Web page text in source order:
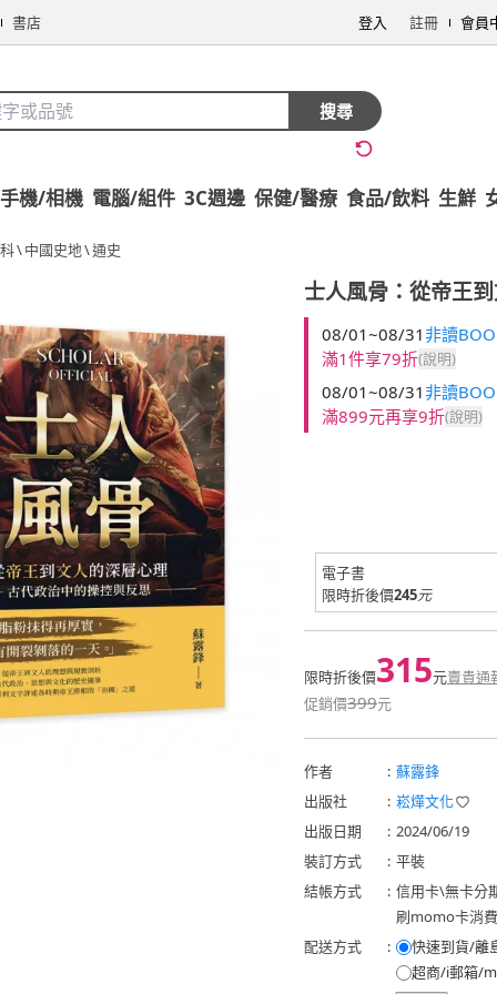
書店 登入 註冊 會員
搜尋
手機/相機 電腦/組件 3C週邊 保健/醫療 食品/飲料 生鮮
\中國史地\通史
士人風骨：從帝王
08/01~08/31非讀
滿1件享79折(說明)
08/01~08/31非讀
滿899元再享9折(說明)
電子書
限時折後價245元
限時折後價315元賣貴通
促銷價399元
作者 : 蘇露鋒
出版社
: 崧燁文化
出版日期
: 2024/06/19
裝訂方式
: 平裝
結帳方式
: 信用卡\無卡分
刷momo卡消
配送方式
:
快速到貨/離
超商/i郵箱/